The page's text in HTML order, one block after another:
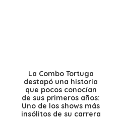
La Combo Tortuga
destapó una historia
que pocos conocían
de sus primeros años:
Uno de los shows más
insólitos de su carrera